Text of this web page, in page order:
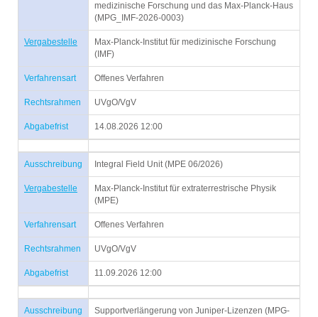
medizinische Forschung und das Max-Planck-Haus
(MPG_IMF-2026-0003)
Vergabestelle
Max-Planck-Institut für medizinische Forschung
(IMF)
Verfahrensart Offenes Verfahren
Rechtsrahmen UVgO/VgV
Abgabefrist 14.08.2026 12:00
Ausschreibung Integral Field Unit (MPE 06/2026)
Vergabestelle
Max-Planck-Institut für extraterrestrische Physik
(MPE)
Verfahrensart Offenes Verfahren
Rechtsrahmen UVgO/VgV
Abgabefrist 11.09.2026 12:00
Ausschreibung
Supportverlängerung von Juniper-Lizenzen (MPG-